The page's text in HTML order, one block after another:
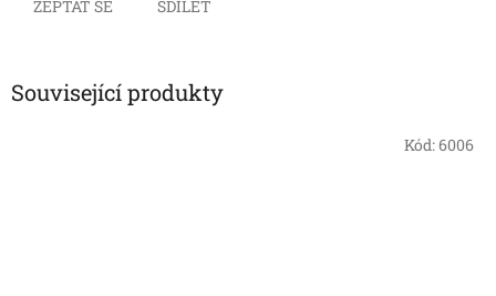
ZEPTAT SE SDÍLET
Související produkty
Kód:6006